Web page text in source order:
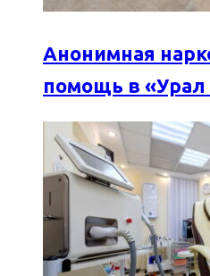
Анонимная
помощь в